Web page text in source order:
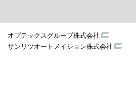
オプテックスグループ株式会社
サンリツオートメイション株式会社